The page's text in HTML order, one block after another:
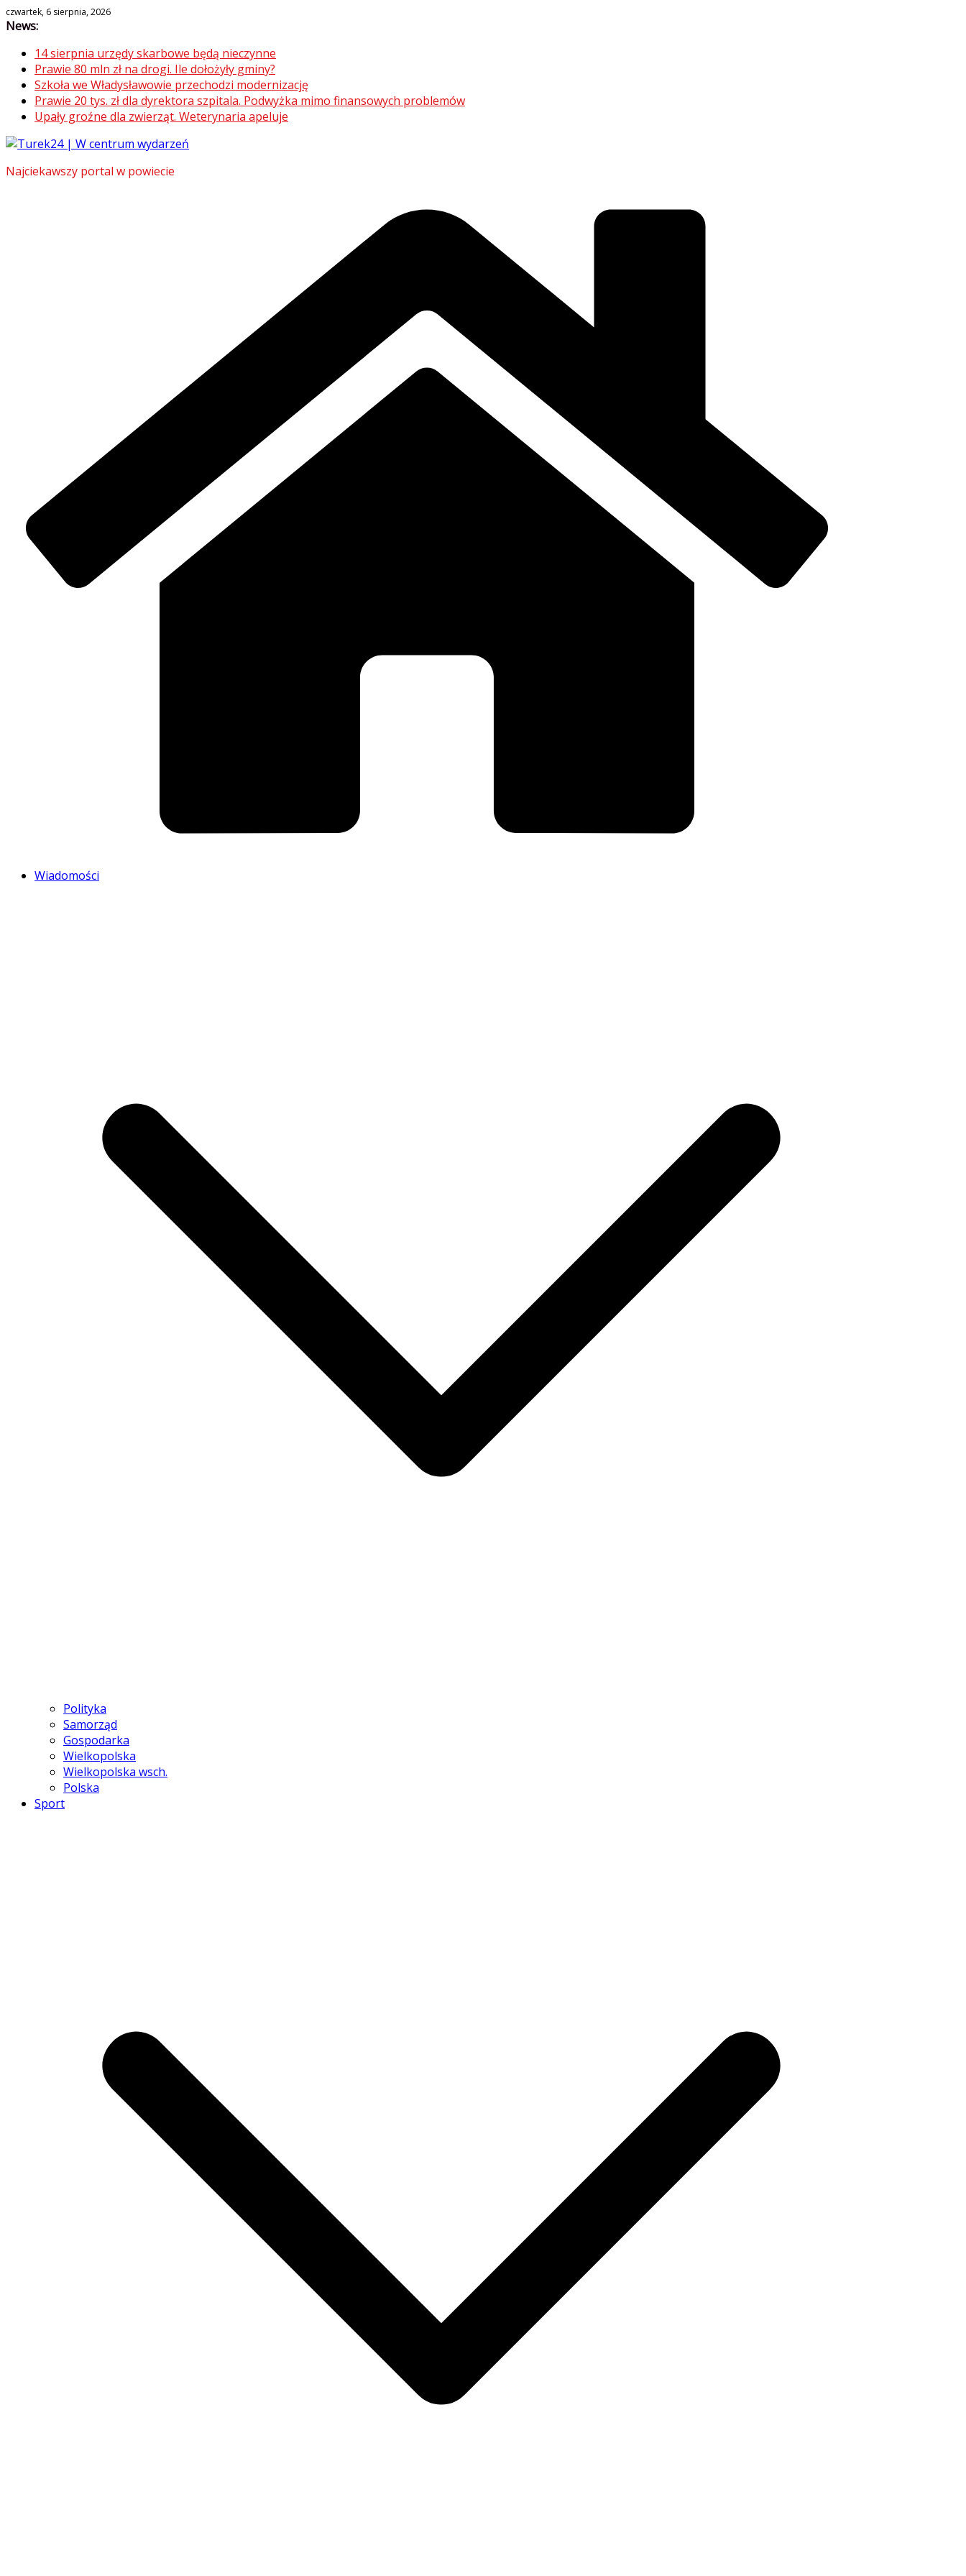
Skip
to
czwartek, 6 sierpnia, 2026
News:
14 sierpnia urzędy skarbowe będą nieczynne
Prawie 80 mln zł na drogi. Ile dołożyły gminy?
Szkoła we Władysławowie przechodzi modernizację
Prawie 20 tys. zł dla dyrektora szpitala. Podwyżka mimo finansowych problemów
Upały groźne dla zwierząt. Weterynaria apeluje
Najciekawszy portal w powiecie
Wiadomości
Polityka
Samorząd
Gospodarka
Wielkopolska
Wielkopolska wsch.
Polska
Sport